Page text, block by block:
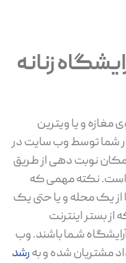
زنانه
و یا ویترین
شما توسط وب سایت در
نوبت دهی از طریق
است. نکته مهمی که
از یک محله و یا حتی یک
بستر اینترنت
شـما باشند. وب
مشتریان شده و بهرشد